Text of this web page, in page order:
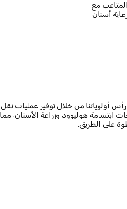
مع
أسنان
أولوياتنا من خلال توفير عمليات نقل
ابتسامة هوليوود وزراعة الأسنان، مما
على الطريق.